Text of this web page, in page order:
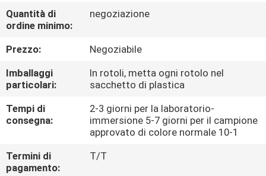
CONTROLLO
DI
QUALITÀ
CONTATTICI
NOTIZIE
CASI
Quantità di
ordine minimo:
negoziazione
Prezzo:
Negoziabile
Imballaggi
particolari:
In rotoli, metta ogni rotolo nel
sacchetto di plastica
Tempi di
consegna:
2-3 giorni per la laboratorio-
immersione 5-7 giorni per il campione
approvato di colore normale 10-1
Termini di
pagamento:
T/T